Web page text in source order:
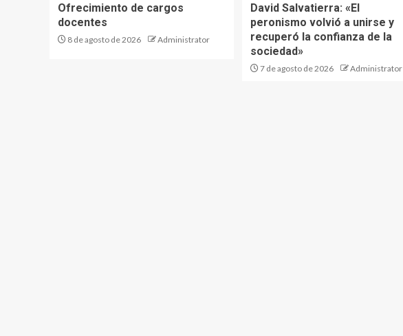
Ofrecimiento de cargos
docentes
8 de agosto de 2026 Administrator
David Salvatierra: «El
peronismo volvió a unirse y
recuperó la confianza de la
sociedad»
7 de agosto de 2026 Administrator